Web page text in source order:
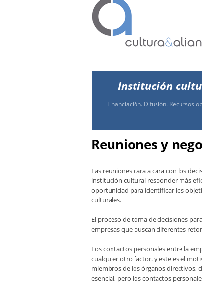
Institución
Financiación. Difusión. Recursos
Reuniones y
Las reuniones cara a cara con los
institución cultural responder más
oportunidad para identificar los
culturales.
El proceso de toma de decisiones
empresas que buscan diferentes
Los contactos personales entre la
cualquier otro factor, y este es el
miembros de los órganos directivos,
esencial, pero los contactos